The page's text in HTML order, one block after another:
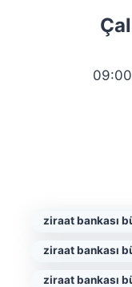
ziraat bankası
ziraat bankası
ziraat bankası